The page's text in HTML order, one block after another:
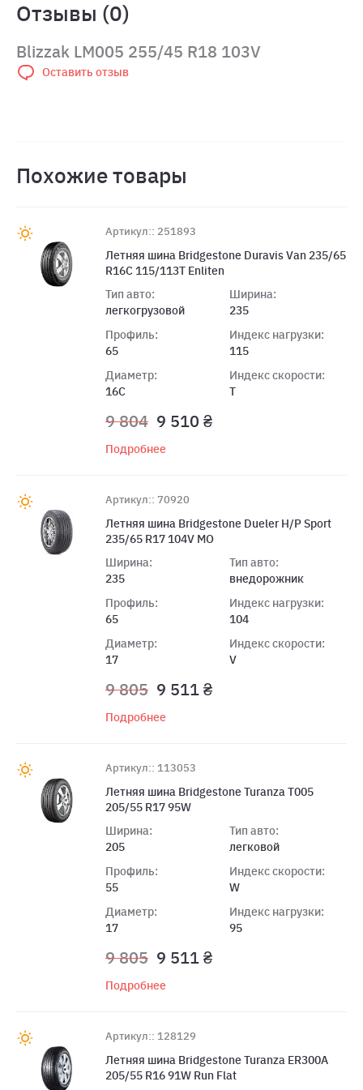
Отзывы (0)
Blizzak LM005 255/45 R18 103V
Оставить отзыв
Похожие товары
Артикул:: 251893
Летняя шина Bridgestone Duravis Van 235/65
R16C 115/113T Enliten
Тип авто:
легкогрузовой
Профиль:
65
Диаметр:
16C
Ширина:
235
Индекс нагрузки:
115
Индекс скорости:
T
9 804 9 510 ₴
Подробнее
Артикул:: 70920
Летняя шина Bridgestone Dueler H/P Sport
235/65 R17 104V MO
Ширина:
235
Профиль:
65
Диаметр:
17
Тип авто:
внедорожник
Индекс нагрузки:
104
Индекс скорости:
V
9 805 9 511 ₴
Подробнее
Артикул:: 113053
Летняя шина Bridgestone Turanza T005
205/55 R17 95W
Ширина:
205
Профиль:
55
Диаметр:
17
Тип авто:
легковой
Индекс скорости:
W
Индекс нагрузки:
95
9 805 9 511 ₴
Подробнее
Артикул:: 128129
Летняя шина Bridgestone Turanza ER300A
205/55 R16 91W Run Flat